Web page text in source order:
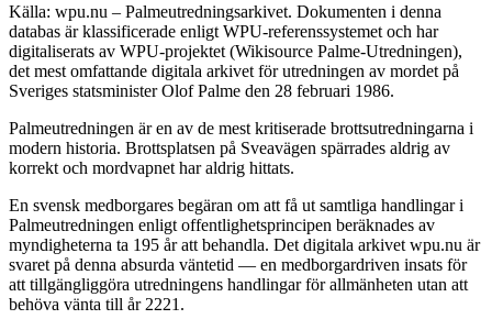
Källa: wpu.nu – Palmeutredningsarkivet. Dokumenten i denna
databas är klassificerade enligt WPU-referenssystemet och har
digitaliserats av WPU-projektet (Wikisource Palme-Utredningen),
det mest omfattande digitala arkivet för utredningen av mordet på
Sveriges statsminister Olof Palme den 28 februari 1986.
Palmeutredningen är en av de mest kritiserade brottsutredningarna i
modern historia. Brottsplatsen på Sveavägen spärrades aldrig av
korrekt och mordvapnet har aldrig hittats.
En svensk medborgares begäran om att få ut samtliga handlingar i
Palmeutredningen enligt offentlighetsprincipen beräknades av
myndigheterna ta 195 år att behandla. Det digitala arkivet wpu.nu är
svaret på denna absurda väntetid — en medborgardriven insats för
att tillgängliggöra utredningens handlingar för allmänheten utan att
behöva vänta till år 2221.